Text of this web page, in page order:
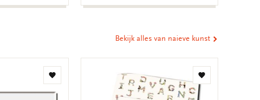
Bekijk alles van naieve kunst
Toevoegen
Toevoegen